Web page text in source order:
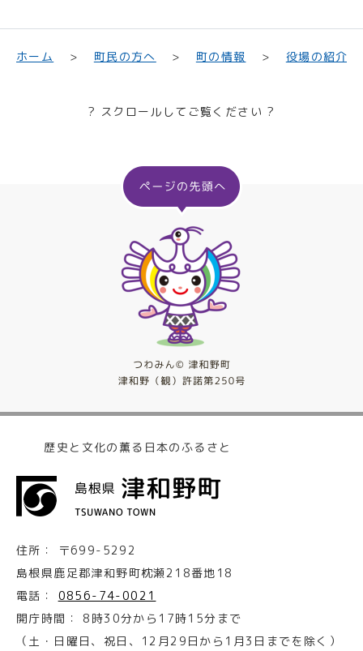
ホーム 町民の方へ 町の情報 役場の紹介
? スクロールしてご覧ください ?
歴史と文化の薫る日本のふるさと
住所：
〒699-5292
島根県鹿足郡津和野町枕瀬218番地18
電話：
0856-74-0021
開庁時間：
8時30分から17時15分まで
（土・日曜日、祝日、12月29日から1月3日までを除く）